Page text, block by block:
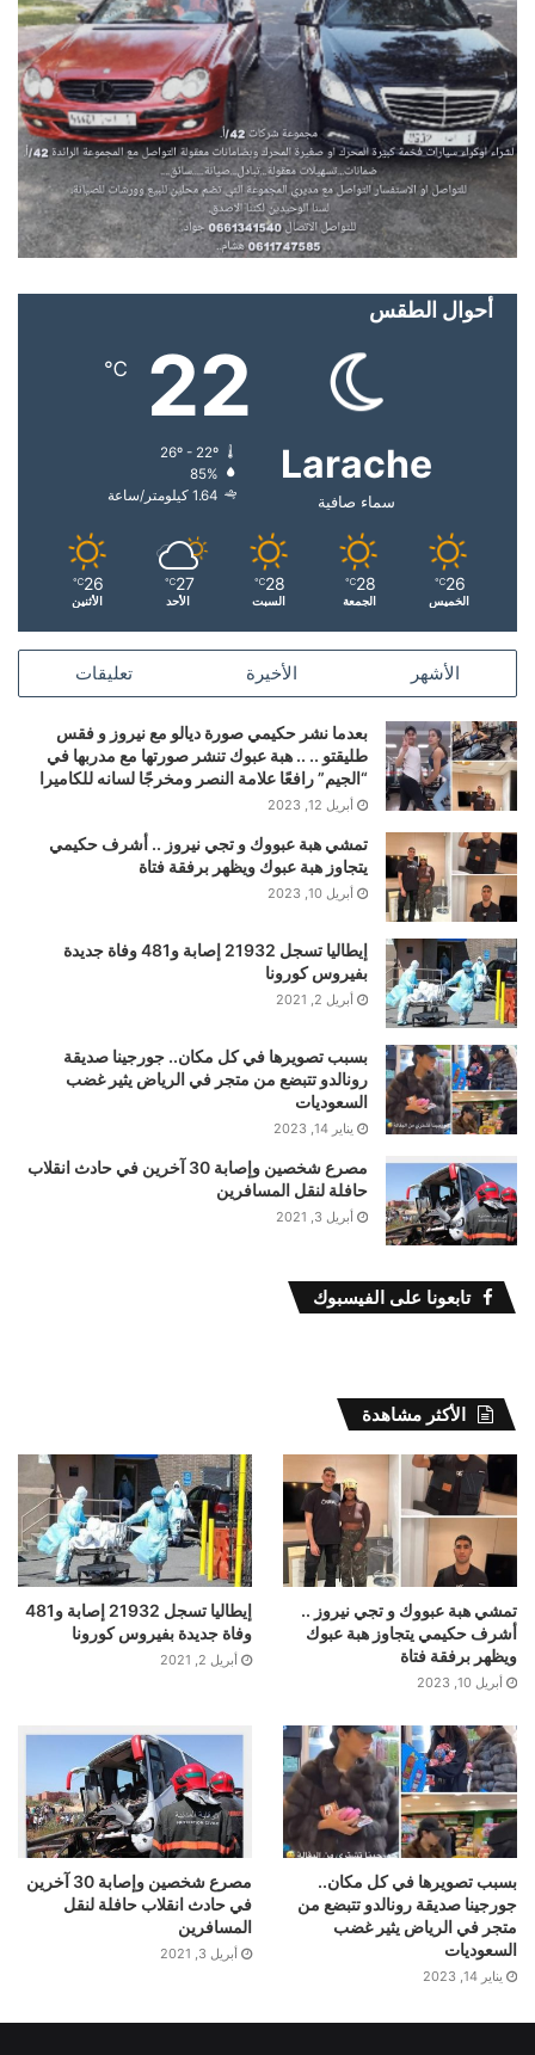
أحوال الطقس
Larache
سماء صافية
22
℃
26º - 22º
85%
1.64 كيلومتر/ساعة
26
℃
الخميس
28
℃
الجمعة
28
℃
السبت
27
℃
الأحد
26
℃
الأثنين
الأشهر الأخيرة تعليقات
بعدما نشر حكيمي صورة ديالو مع نيروز و فقس
طليقتو .. .. هبة عبوك تنشر صورتها مع مدربها في
“الجيم” رافعًا علامة النصر ومخرجًا لسانه للكاميرا
أبريل 12, 2023
تمشي هبة عبووك و تجي نيروز .. أشرف حكيمي
يتجاوز هبة عبوك ويظهر برفقة فتاة
أبريل 10, 2023
إيطاليا تسجل 21932 إصابة و481 وفاة جديدة
بفيروس كورونا
أبريل 2, 2021
بسبب تصويرها في كل مكان.. جورجينا صديقة
رونالدو تتبضع من متجر في الرياض يثير غضب
السعوديات
يناير 14, 2023
مصرع شخصين وإصابة 30 آخرين في حادث انقلاب
حافلة لنقل المسافرين
أبريل 3, 2021
تابعونا على الفيسبوك
الأكثر مشاهدة
تمشي هبة عبووك و تجي نيروز ..
أشرف حكيمي يتجاوز هبة عبوك
ويظهر برفقة فتاة
أبريل 10, 2023
إيطاليا تسجل 21932 إصابة و481
وفاة جديدة بفيروس كورونا
أبريل 2, 2021
بسبب تصويرها في كل مكان..
جورجينا صديقة رونالدو تتبضع من
متجر في الرياض يثير غضب
السعوديات
يناير 14, 2023
مصرع شخصين وإصابة 30 آخرين
في حادث انقلاب حافلة لنقل
المسافرين
أبريل 3, 2021